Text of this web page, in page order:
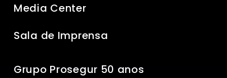
Media Center
Sala de Imprensa
Grupo Prosegur 50 anos